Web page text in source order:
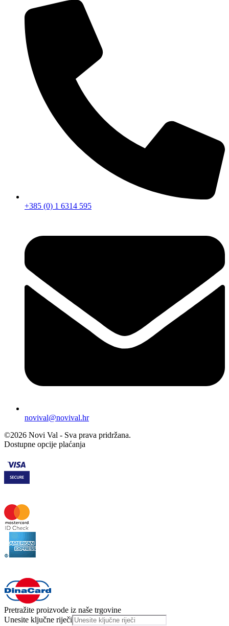
+385 (0) 1 6314 595
novival@novival.hr
©2026 Novi Val - Sva prava pridržana.
Dostupne opcije plaćanja
Pretražite proizvode iz naše trgovine
Unesite ključne riječi